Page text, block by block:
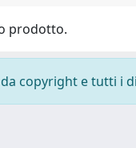
prodotto.
copyright e tutti i